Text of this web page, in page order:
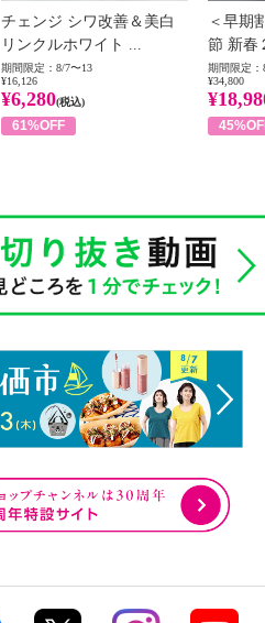
チェンジ シワ改善＆美白
リンクルホワイト ...
期間限定：8/7〜13
¥16,126
¥6,280(税込)
61%OFF
＜早期
節 新春
期間限定：
¥34,800